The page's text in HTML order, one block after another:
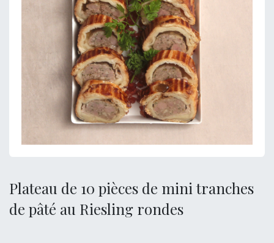
Plateau de 10 pièces de mini tranches
de pâté au Riesling rondes